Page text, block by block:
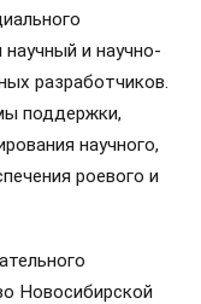
научный и научно-
разработчиков.
поддержки,
научного,
роевого и
Новосибирской